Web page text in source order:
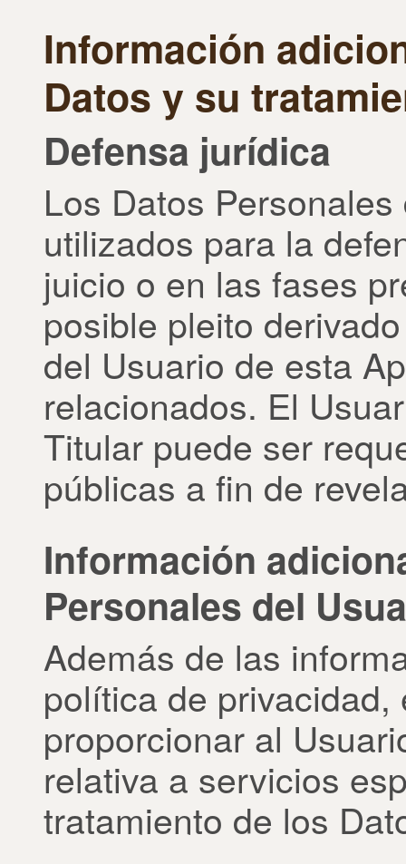
Información
Datos y su
Defensa jurídica
Los Datos
utilizados para la
juicio o en las fases
posible pleito
del Usuario de esta
relacionados. El
Titular puede ser
públicas a fin de
Información
Personales del
Además de las
política de
proporcionar al
relativa a servicios
tratamiento de los